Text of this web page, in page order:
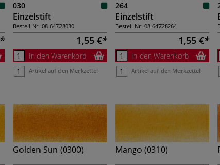
030
Einzelstift
Bestell-Nr. 08-64728030
1,55 €
In den Warenkorb
Artikel auf den Merkzettel
264
Einzelstift
Bestell-Nr. 08-64728264
1,55 €
In den Warenkorb
Artikel auf den Merkzettel
Golden Sun (0300) Mango (0310)